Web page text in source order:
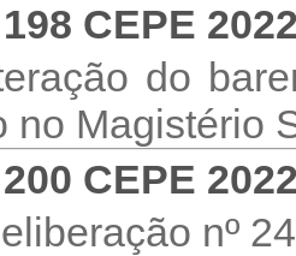
CEPE
do
no Magistério
CEPE
nº